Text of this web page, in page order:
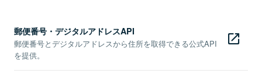
郵便番号・デジタルアドレスAPI
郵便番号とデジタルアドレスから住所を取得できる公式API
を提供。